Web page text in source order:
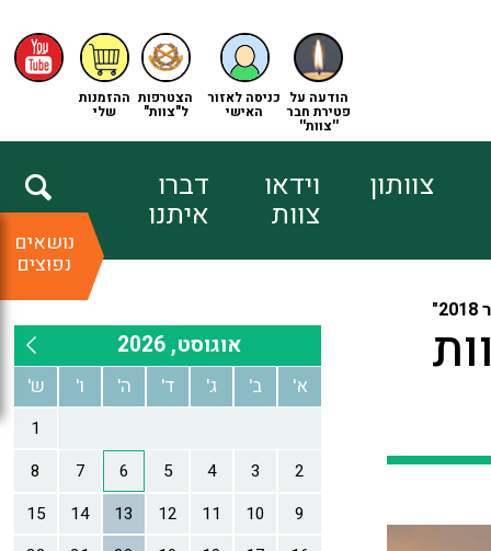
ההזמנות
שלי
הצטרפות
ל"צוות"
כניסה לאזור
האישי
הודעה על
פטירת חבר
''צוות''
צוותון וידאו
צוות
דברו
איתנו
נושאים
נפוצים